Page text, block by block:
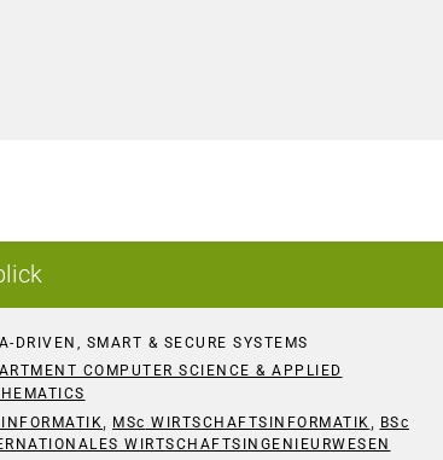
DRIVEN, SMART & SECURE SYSTEMS
COMPUTER SCIENCE & APPLIED
INFORMATIK, MSc WIRTSCHAFTSINFORMATIK , BSc
WIRTSCHAFTSINGENIEURWESEN